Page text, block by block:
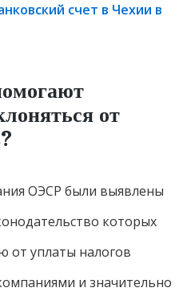
счет в Чехии в
от
ОЭСР были выявлены
которых
от уплаты налогов
и значительно